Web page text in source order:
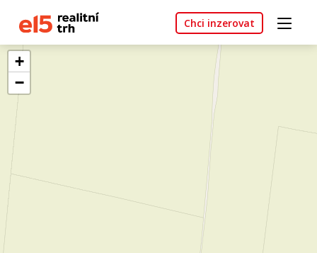
Chci inzerovat
+
−